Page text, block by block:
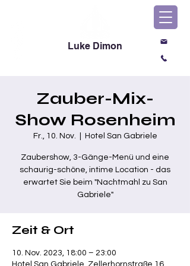
Luke Dimon
Zauber-Mix-
Show Rosenheim
Fr., 10. Nov. Hotel San Gabriele
Zaubershow, 3-Gänge-Menü und eine
schaurig-schöne, intime Location - das
erwartet Sie beim "Nachtmahl zu San
Gabriele"
Zeit & Ort
10. Nov. 2023, 18:00 – 23:00
Hotel San Gabriele, Zellerhornstraße 16,